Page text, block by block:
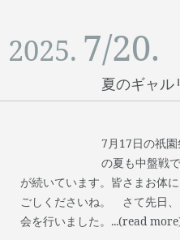
2025. 7/20.
夏のギャル
7月17日の祇
の夏も中盤戦
が続いています。皆さまお体
ごしくださいね。 さて先日
会を行いました。...(read